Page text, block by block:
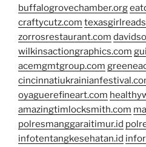
buffalogrovechamber.org
craftycutz.com
zorrosrestaurant.com
wilkinsactiongraphics.com
acemgmtgroup.com
oyaguerefineart.com
amazingtimlocksmith.com
polresmanggaraitimur.id
infotentangkesehatan.id